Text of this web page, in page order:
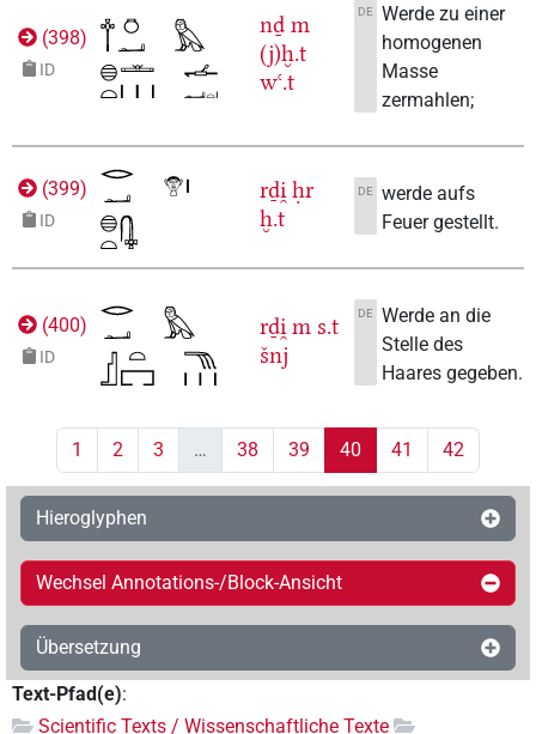
(398)
ID
nḏ m
(j)ḫ.t
wꜥ.t
DE Werde zu einer
homogenen
Masse
zermahlen;
(399)
ID
rḏi̯ ḥr
ḫ.t
DE werde aufs
Feuer gestellt.
(400)
ID
rḏi̯ m s.t
šnj
DE Werde an die
Stelle des
Haares gegeben.
1 2 3 … 38 39 40 41 42
Hieroglyphen
Wechsel Annotations-/Block-Ansicht
Übersetzung
Text-Pfad(e):
Scientific Texts / Wissenschaftliche Texte